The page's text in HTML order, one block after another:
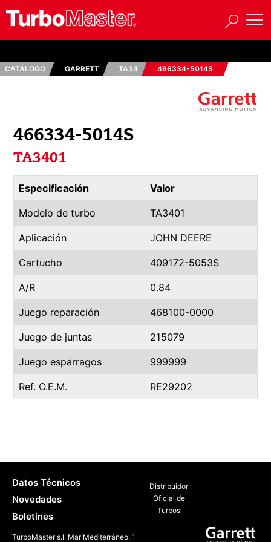
CATÁLOGO GARRETT TA34 466334-5014S
466334-5014S
TA3401
Especificación Valor
Modelo de turbo TA3401
Aplicación JOHN DEERE
Cartucho 409172-5053S
A/R 0.84
Juego reparación 468100-0000
Juego de juntas 215079
Juego espárragos 999999
Ref. O.E.M. RE29202
Distribuidor
Oficial de
Turbos
Datos Técnicos
Novedades
Boletines
TurboMaster s.l. Mar Mediterráneo, 1